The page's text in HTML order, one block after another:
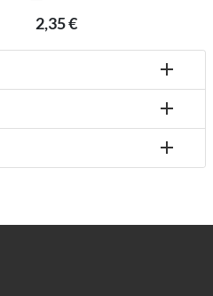
2,35 €